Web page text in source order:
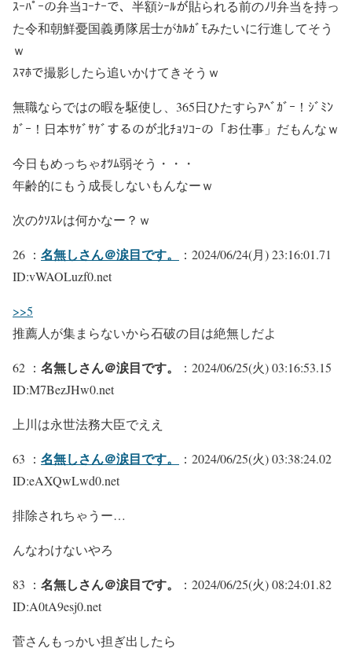
ｽｰﾊﾟｰの弁当ｺｰﾅｰで、半額ｼｰﾙが貼られる前のﾉﾘ弁当を持っ
た令和朝鮮憂国義勇隊居士がｶﾙｶﾞﾓみたいに行進してそう
ｗ
ｽﾏﾎで撮影したら追いかけてきそうｗ
無職ならではの暇を駆使し、365日ひたすらｱﾍﾞｶﾞｰ！ｼﾞﾐﾝ
ｶﾞｰ！日本ｻｹﾞｻｹﾞするのが北ﾁｮｿｺｰの「お仕事」だもんなｗ
今日もめっちゃｵﾂﾑ弱そう・・・
年齢的にもう成長しないもんなーｗ
次のｸｿｽﾚは何かなー？ｗ
26 ： 名無しさん＠涙目です。
：2024/06/24(月) 23:16:01.71
ID:vWAOLuzf0.net
>>5
推薦人が集まらないから石破の目は絶無しだよ
62 ： 名無しさん＠涙目です。
：2024/06/25(火) 03:16:53.15
ID:M7BezJHw0.net
上川は永世法務大臣でええ
63 ： 名無しさん＠涙目です。
：2024/06/25(火) 03:38:24.02
ID:eAXQwLwd0.net
排除されちゃうー…
んなわけないやろ
83 ： 名無しさん＠涙目です。
：2024/06/25(火) 08:24:01.82
ID:A0tA9esj0.net
菅さんもっかい担ぎ出したら